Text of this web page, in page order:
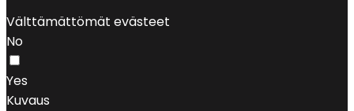
Välttämättömät evästeet
No
Yes
Kuvaus